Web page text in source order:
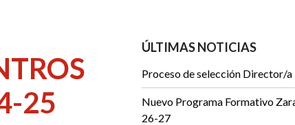
25
ÚLTIMAS NOTICIAS
Proceso de selección Director/a
Nuevo Programa Formativo
26-27